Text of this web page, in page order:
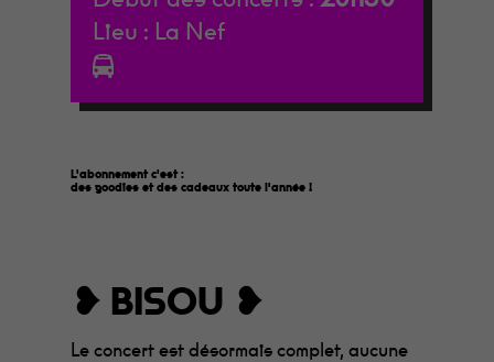
Lieu : La Nef
L'abonnement c'est :
faire des économies
des goodies et des cadeaux toute l'année
!
❥ BISOU ❥
Le concert est désormais complet, aucune